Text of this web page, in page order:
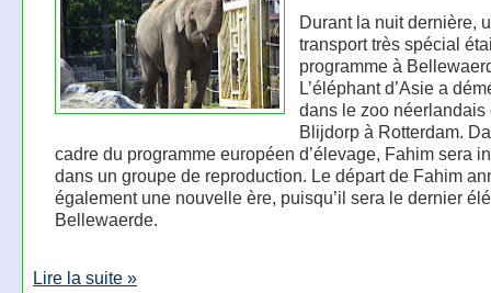
Durant la nuit dernière,
transport très spécial
programme à
L’éléphant d’Asie a
dans le zoo néerlandais
Blijdorp à Rotterdam.
cadre du programme européen d’élevage, Fahim sera
dans un groupe de reproduction. Le départ de Fahim
également une nouvelle ère, puisqu’il sera le dernier
Bellewaerde.
Lire la suite »